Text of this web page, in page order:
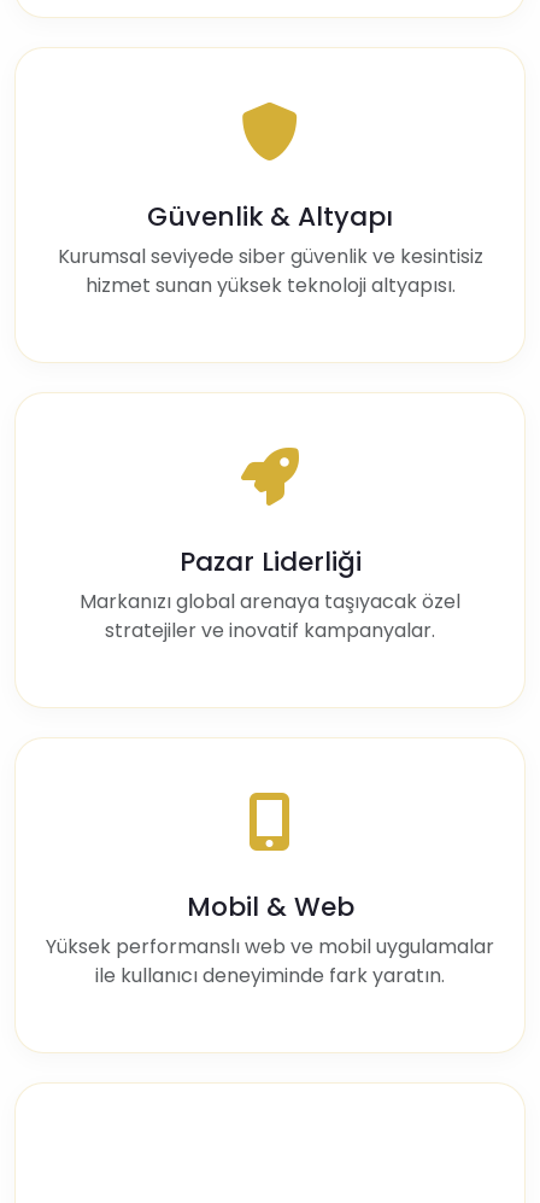
Güvenlik & Altyapı
Kurumsal seviyede siber güvenlik ve kesintisiz
hizmet sunan yüksek teknoloji altyapısı.
Pazar Liderliği
Markanızı global arenaya taşıyacak özel
stratejiler ve inovatif kampanyalar.
Mobil & Web
Yüksek performanslı web ve mobil uygulamalar
ile kullanıcı deneyiminde fark yaratın.